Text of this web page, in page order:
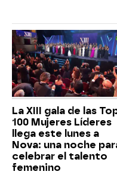
La XIII gala de las
100 Mujeres Líderes
llega este lunes a
Nova: una noche
celebrar el talento
femenino